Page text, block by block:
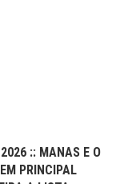
2026 :: MANAS E O
PRINCIPAL